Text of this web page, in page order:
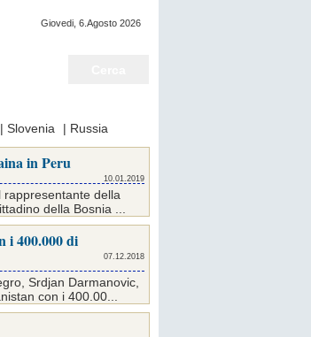
Giovedi, 6.Agosto 2026
| Slovenia | Russia
in Peru
10.01.2019
della
della Bosnia ...
i 400.000 di
07.12.2018
Srdjan Darmanovic,
con i 400.00...